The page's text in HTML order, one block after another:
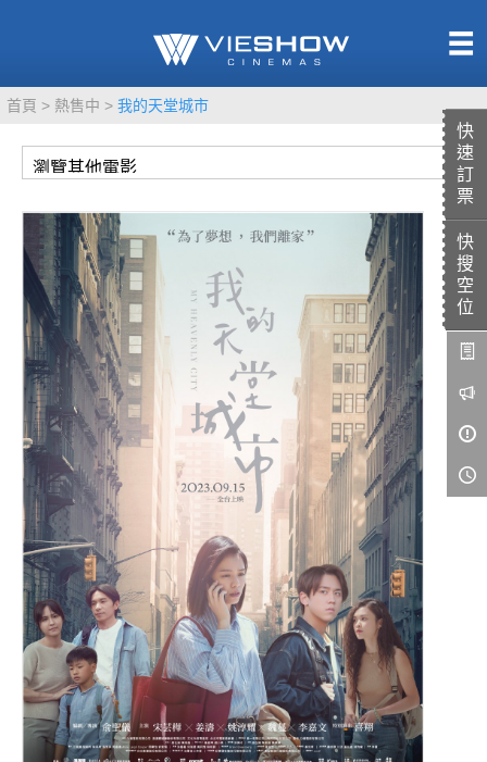
快
速
訂
票
快
搜
空
位
首頁 熱售中 我的天堂城市
TITAN SCREEN
MUCROWN
IMAX
4DX
VR 演唱會
GOLD CLASS
AD口述影像
LIVE演唱會
影城公告
影城活動
中獎名單
合作夥伴